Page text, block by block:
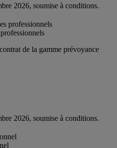
2026, soumise à conditions.
de la gamme prévoyance
2026, soumise à conditions.